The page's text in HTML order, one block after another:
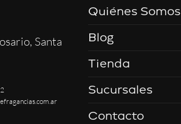
Santa
Quiénes Somos
Blog
Tienda
Sucursales
Contacto